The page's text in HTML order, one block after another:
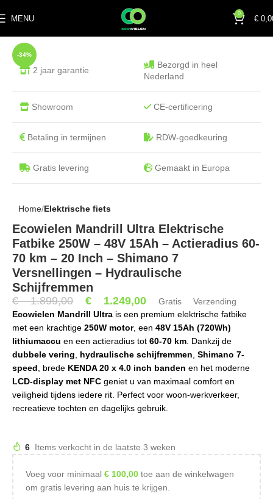
MENU
0
€
-34%
2 jaar garantie
Bezorgd in heel
Nederland
Showroom CE-certificering
Betaling in termijnen RDW-goedkeuring
Gratis levering Gemaakt in Europa
Home Elektrische fiets
Ecowielen Mandrill Ultra Elektrische
Fatbike 250W – 48V 15Ah – Actieradius 60-
70 km – 20 Inch – Shimano 7
Versnellingen – Hydraulische
Schijfremmen
€1.899,00 € 1.249,00
Gratis Verzending
Ecowielen Mandrill Ultra is een premium elektrische fatbike
met een krachtige 250W motor, een 48V 15Ah (720Wh)
lithiumaccu en een actieradius tot 60-70 km . Dankzij de
dubbele vering
hydraulische schijfremmen Shimano 7-
speed , brede KENDA 20 x 4.0 inch banden en het moderne
LCD-display met NFC geniet u van maximaal comfort en
veiligheid tijdens iedere rit. Perfect voor woon-werkverkeer,
recreatieve tochten en dagelijks gebruik.
6 Items verkocht in de laatste 3 weken
Voeg voor minimaal € 100,00 toe aan de winkelwagen
om gratis levering aan huis te krijgen.